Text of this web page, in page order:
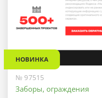
НОВИНКА
№ 97515
Заборы, ограждения